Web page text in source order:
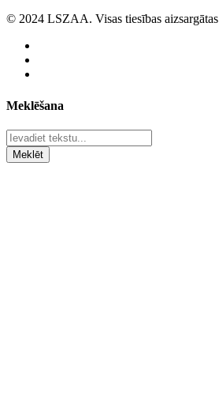
© 2024 LSZAA. Visas tiesības aizsargātas
Meklēšana
Meklēt